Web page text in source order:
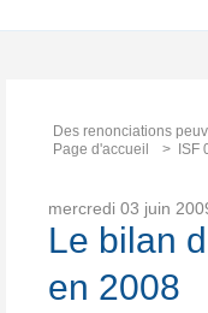
Des renonciations
Page d'accueil
ISF
mercredi 03 juin
Le bilan
en 2008